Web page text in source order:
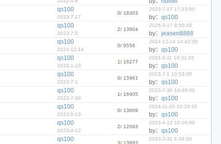
qs100
2023-7-17
0/ 18303
2023-7-17 17:33:00
by：qs100
qs100
2023-7-5
2/ 13904
2025-3-17 8:50:45
by：jeasen8888
qs100
2024-12-14
0/ 9556
2024-12-14 14:42:00
by：qs100
qs100
2023-1-10
1/ 16277
2024-9-11 10:31:05
by：qs100
qs100
2023-7-1
0/ 15961
2023-7-1 10:53:00
by：qs100
qs100
2023-7-30
1/ 16905
2023-7-30 14:49:00
by：qs100
qs100
2023-5-13
0/ 13609
2024-11-20 10:29:35
by：qs100
qs100
2023-4-12
2/ 12093
2023-4-12 10:16:00
by：qs100
qs100
3/ 13883
2023-3-31 6:34:00